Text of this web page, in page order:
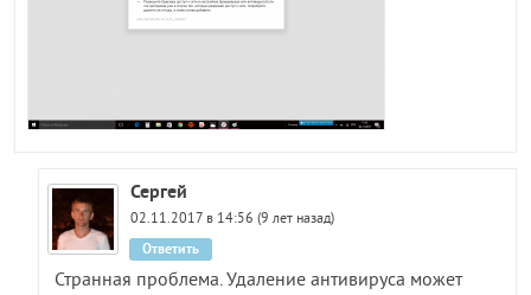
Сергей
02.11.2017 в 14:56 (9 лет назад)
Странная проблема. Удаление антивируса может
Ответить